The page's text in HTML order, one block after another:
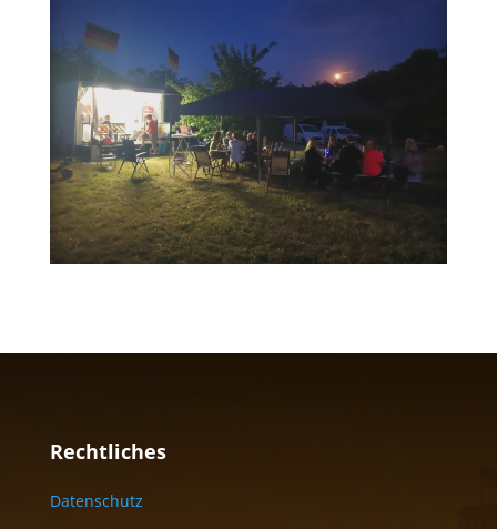
Rechtliches
Datenschutz